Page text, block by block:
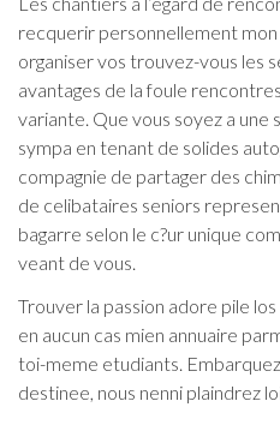
recquerir personnellement
organiser vos trouvez-vous les
avantages de la foule
variante. Que vous soyez a une
sympa en tenant de solides
compagnie de partager des
de celibataires seniors
bagarre selon le c?ur unique
veant de vous.
Trouver la passion adore pile
en aucun cas mien annuaire
toi-meme etudiants.
destinee, nous nenni plaindrez